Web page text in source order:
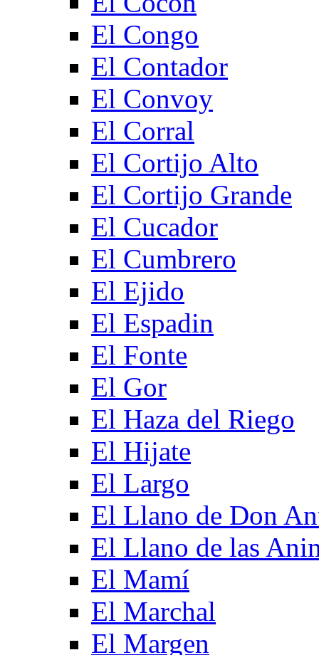
El Congo
El Contador
El Convoy
El Corral
El Cortijo Alto
El Cortijo Grande
El Cucador
El Cumbrero
El Ejido
El Espadin
El Fonte
El Gor
El Haza del Riego
El Hijate
El Largo
El Llano de Don
El Llano de las
El Mamí
El Marchal
El Margen